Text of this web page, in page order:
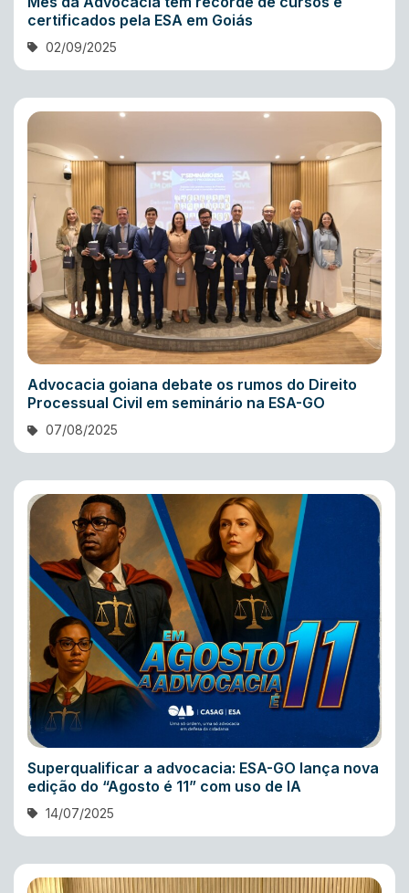
certificados pela ESA em Goiás
02/09/2025
Advocacia goiana debate os rumos do Direito
Processual Civil em seminário na ESA-GO
07/08/2025
Superqualificar a advocacia: ESA-GO lança nova
edição do “Agosto é 11” com uso de IA
14/07/2025